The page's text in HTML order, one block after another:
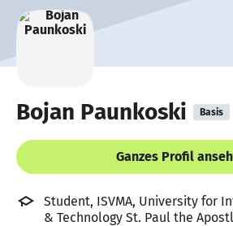
Bojan Paunkoski Basis
Ganzes Profil
Student, ISVMA, University for
& Technology St. Paul the